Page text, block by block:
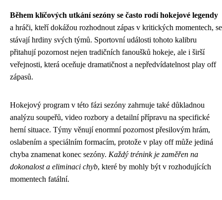
Během klíčových utkání sezóny se často rodí hokejové legendy
a hráči, kteří dokážou rozhodnout zápas v kritických momentech, se
stávají hrdiny svých týmů. Sportovní události tohoto kalibru
přitahují pozornost nejen tradičních fanoušků hokeje, ale i širší
veřejnosti, která oceňuje dramatičnost a nepředvídatelnost play off
zápasů.
Hokejový program v této fázi sezóny zahrnuje také důkladnou
analýzu soupeřů, video rozbory a detailní přípravu na specifické
herní situace. Týmy věnují enormní pozornost přesilovým hrám,
oslabením a speciálním formacím, protože v play off může jediná
chyba znamenat konec sezóny. Každý trénink je zaměřen na
dokonalost a eliminaci chyb, které by mohly být v rozhodujících
momentech fatální.